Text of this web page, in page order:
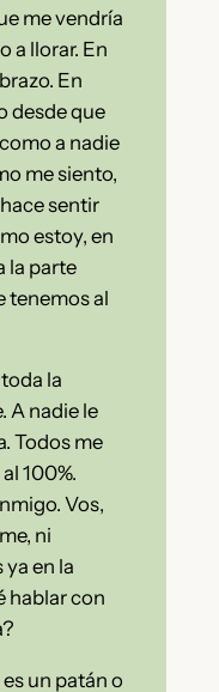
me vendría
a llorar. En
En
desde que
a nadie
me siento,
sentir
estoy, en
la parte
tenemos al
la
A nadie le
Todos me
100%.
Vos,
ni
en la
hablar con
un patán o